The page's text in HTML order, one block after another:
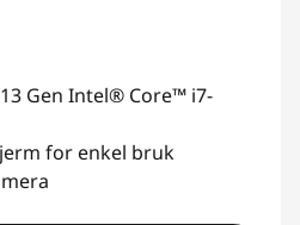
Gen Intel® Core™ i7-
for enkel bruk